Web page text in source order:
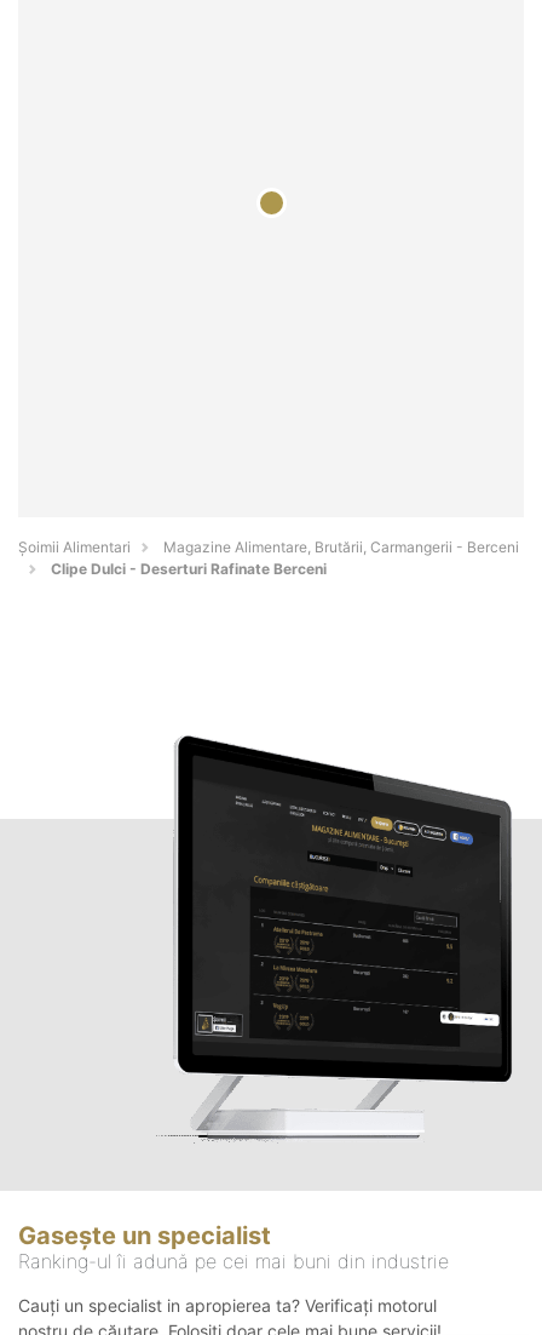
Şoimii Alimentari
Magazine Alimentare, Brutării, Carmangerii - Berceni
Clipe Dulci - Deserturi Rafinate Berceni
Gasește un specialist
Ranking-ul îi adună pe cei mai buni din industrie
Cauți un specialist in apropierea ta? Verificați motorul
nostru de căutare. Folosiți doar cele mai bune servicii!